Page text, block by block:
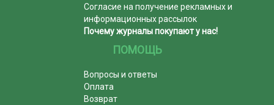
Согласие на получение рекламных и
информационных рассылок
Почему журналы покупают у нас!
ПОМОЩЬ
Вопросы и ответы
Оплата
Возврат